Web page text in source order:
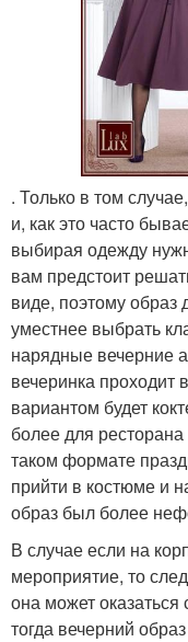
. Только в том
и, как это часто
выбирая одежду
вам предстоит
виде, поэтому
уместнее выбрать
нарядные вечерние
вечеринка
вариантом будет
более для
таком формате
прийти в костюме и
образ был более
В случае если на
мероприятие, то
она может
тогда вечерний